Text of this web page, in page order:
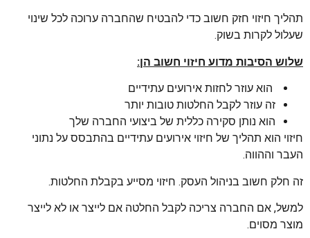
תהליך חיזוי חזק חשוב כדי להבטיח שהחברה ערוכה לכל שינוי
שעלול לקרות בשוק.
שלוש הסיבות מדוע חיזוי חשוב הן:
הוא עוזר לחזות אירועים עתידיים
זה עוזר לקבל החלטות טובות יותר
הוא נותן סקירה כללית של ביצועי החברה שלך
חיזוי הוא תהליך של חיזוי אירועים עתידיים בהתבסס על נתוני
העבר וההווה.
זה חלק חשוב בניהול העסק. חיזוי מסייע בקבלת החלטות.
למשל, אם החברה צריכה לקבל החלטה אם לייצר או לא לייצר
מוצר מסוים.